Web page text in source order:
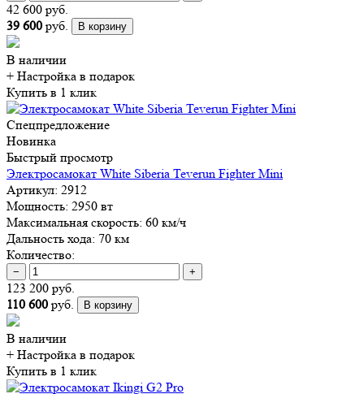
42 600 руб.
39 600 руб. В корзину
В наличии
+ Настройка в подарок
Купить в 1 клик
Спецпредложение
Новинка
Быстрый просмотр
Электросамокат White Siberia Teverun Fighter Mini
Артикул: 2912
Мощность: 2950 вт
Максимальная скорость: 60 км/ч
Дальность хода: 70 км
Количество:
− +
123 200 руб.
110 600 руб. В корзину
В наличии
+ Настройка в подарок
Купить в 1 клик